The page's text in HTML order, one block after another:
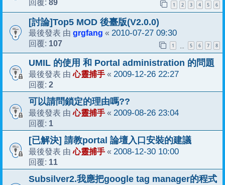
回覆: 89 1 2 3 4 5 6
[討論]Top5 MOD 後臺版(V2.0.0)
最後發表 由 grgfang « 2010-07-27 09:30
回覆: 107 1 5 6 7 8
UMIL 的使用 和 Portal administration 的問題
最後發表 由心靈捕手 « 2009-12-26 22:27
回覆: 2
可以請問鎖定的理由嗎??
最後發表 由心靈捕手 « 2009-08-26 23:04
回覆: 1
[已解決] 請教portal 論壇入口安裝的建議
最後發表 由心靈捕手 « 2008-12-30 10:00
回覆: 11
Subsilver2.我應把google tag manager的程式